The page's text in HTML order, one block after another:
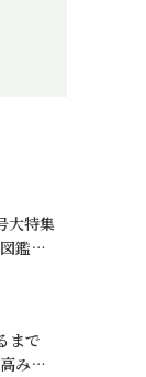
大特集
図鑑…
まで
高み…